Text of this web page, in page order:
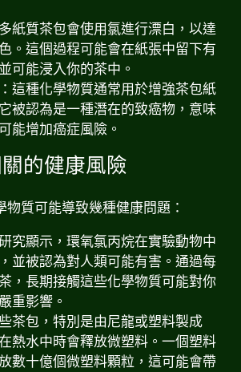
多紙質茶包會使用氯進行漂白，以達
。這個過程可能會在紙張中留下有
可能浸入你的茶中。
這種化學物質通常用於增強茶包紙
被認為是一種潛在的致癌物，意味
能增加癌症風險。
的健康風險
物質可能導致幾種健康問題：
研究顯示，環氧氯丙烷在實驗動物中
並被認為對人類可能有害。通過每
，長期接觸這些化學物質可能對你
重影響。
些茶包，特別是由尼龍或塑料製成
熱水中時會釋放微塑料。一個塑料
數十億個微塑料顆粒，這可能會帶